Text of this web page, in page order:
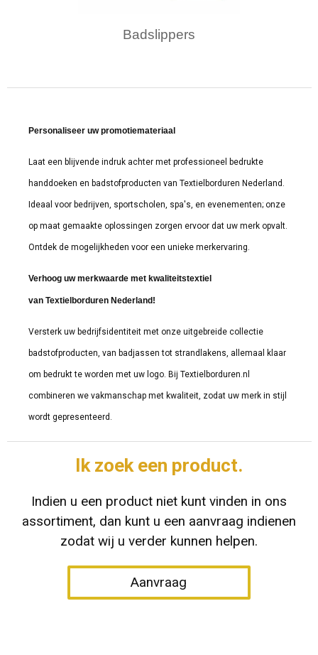
Badslippers
Personaliseer uw promotiemateriaal
Laat een blijvende indruk achter met professioneel bedrukte
handdoeken en badstofproducten van Textielborduren Nederland.
Ideaal voor bedrijven, sportscholen, spa's, en evenementen; onze
op maat gemaakte oplossingen zorgen ervoor dat uw merk opvalt.
Ontdek de mogelijkheden voor een unieke merkervaring.
Verhoog uw merkwaarde met kwaliteitstextiel
van Textielborduren Nederland!
Versterk uw bedrijfsidentiteit met onze uitgebreide collectie
badstofproducten, van badjassen tot strandlakens, allemaal klaar
om bedrukt te worden met uw logo. Bij Textielborduren.nl
combineren we vakmanschap met kwaliteit, zodat uw merk in stijl
wordt gepresenteerd.
Ik zoek een product.
Indien u een product niet kunt vinden in ons
assortiment, dan kunt u een aanvraag indienen
zodat wij u verder kunnen helpen.
Aanvraag